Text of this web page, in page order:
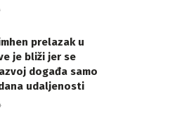
prelazak u
je bliži jer se
događa samo
udaljenosti